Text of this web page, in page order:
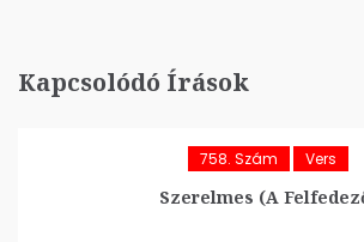
Kapcsolódó Írások
758. Szám Vers
Szerelmes (A